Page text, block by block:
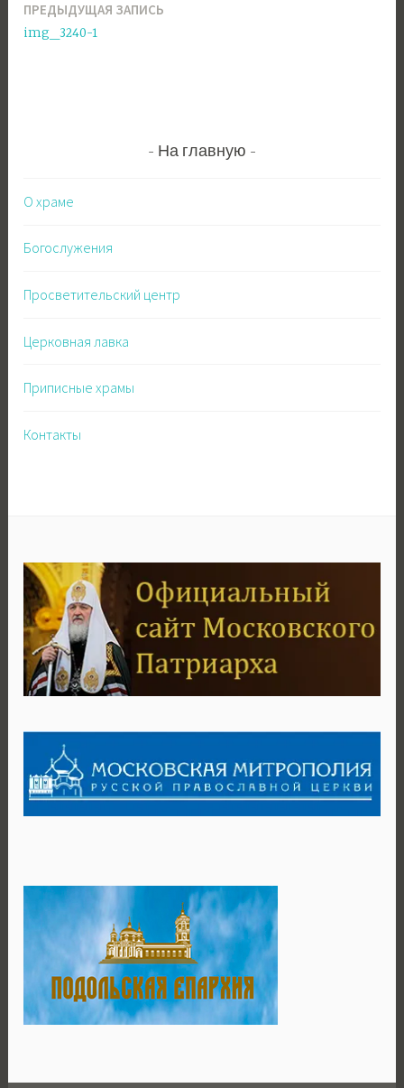
Навигация
по
ПРЕДЫДУЩАЯ ЗАПИСЬ
img_3240-1
На главную
О храме
Богослужения
Просветительский центр
Церковная лавка
Приписные храмы
Контакты